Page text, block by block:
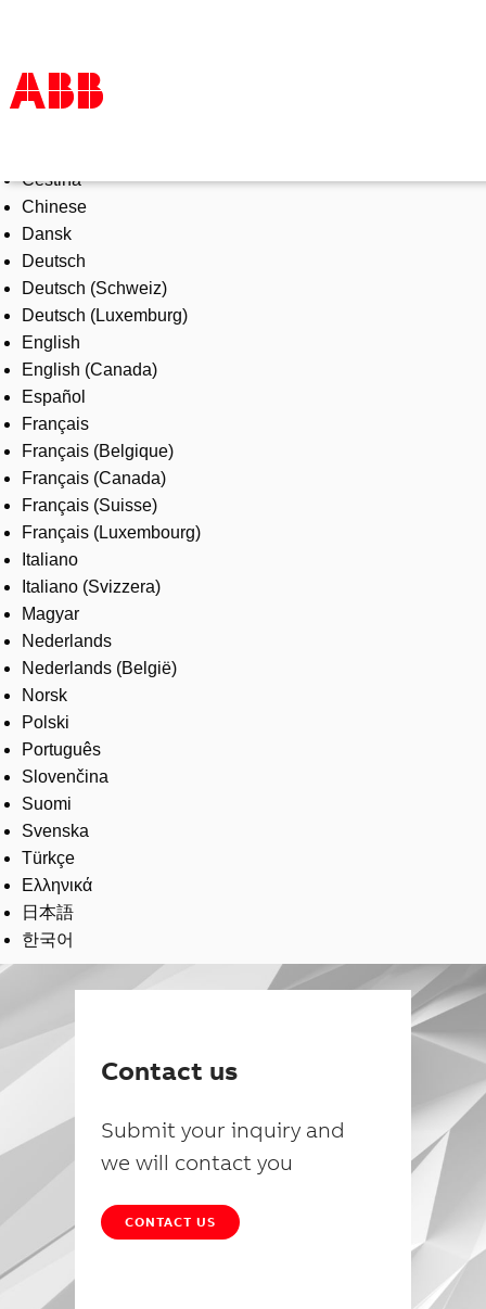
Products & Solutions
Industries
Services
About us
Where to buy
Contact us
Careers
Čeština
Chinese
Dansk
Deutsch
Deutsch (Schweiz)
Deutsch (Luxemburg)
English
English (Canada)
Español
Français
Français (Belgique)
Français (Canada)
Français (Suisse)
Français (Luxembourg)
Italiano
Italiano (Svizzera)
Magyar
Nederlands
Nederlands (België)
Norsk
Polski
Português
Slovenčina
Suomi
Svenska
Türkçe
Ελληνικά
日本語
한국어
Contact us
Submit your inquiry and
we will contact you
CONTACT US